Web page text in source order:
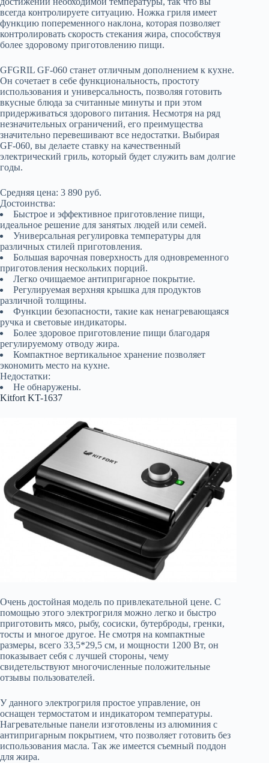
всегда контролируете ситуацию. Ножка гриля имеет
функцию попеременного наклона, которая позволяет
контролировать скорость стекания жира, способствуя
более здоровому приготовлению пищи.
GFGRIL GF-060 станет отличным дополнением к кухне.
Он сочетает в себе функциональность, простоту
использования и универсальность, позволяя готовить
вкусные блюда за считанные минуты и при этом
придерживаться здорового питания. Несмотря на ряд
незначительных ограничений, его преимущества
значительно перевешивают все недостатки. Выбирая
GF-060, вы делаете ставку на качественный
электрический гриль, который будет служить вам долгие
годы.
Средняя цена: 3 890 руб.
Достоинства:
Быстрое и эффективное приготовление пищи,
идеальное решение для занятых людей или семей.
Универсальная регулировка температуры для
различных стилей приготовления.
Большая варочная поверхность для одновременного
приготовления нескольких порций.
Легко очищаемое антипригарное покрытие.
Регулируемая верхняя крышка для продуктов
различной толщины.
Функции безопасности, такие как ненагревающаяся
ручка и световые индикаторы.
Более здоровое приготовление пищи благодаря
регулируемому отводу жира.
Компактное вертикальное хранение позволяет
экономить место на кухне.
Недостатки:
Не обнаружены.
Kitfort KT-1637
Очень достойная модель по привлекательной цене. С
помощью этого электрогриля можно легко и быстро
приготовить мясо, рыбу, сосиски, бутерброды, гренки,
тосты и многое другое. Не смотря на компактные
размеры, всего 33,5*29,5 см, и мощности 1200 Вт, он
показывает себя с лучшей стороны, чему
свидетельствуют многочисленные положительные
отзывы пользователей.
У данного электрогриля простое управление, он
оснащен термостатом и индикатором температуры.
Нагревательные панели изготовлены из алюминия с
антипригарным покрытием, что позволяет готовить без
использования масла. Так же имеется съемный поддон
для жира.